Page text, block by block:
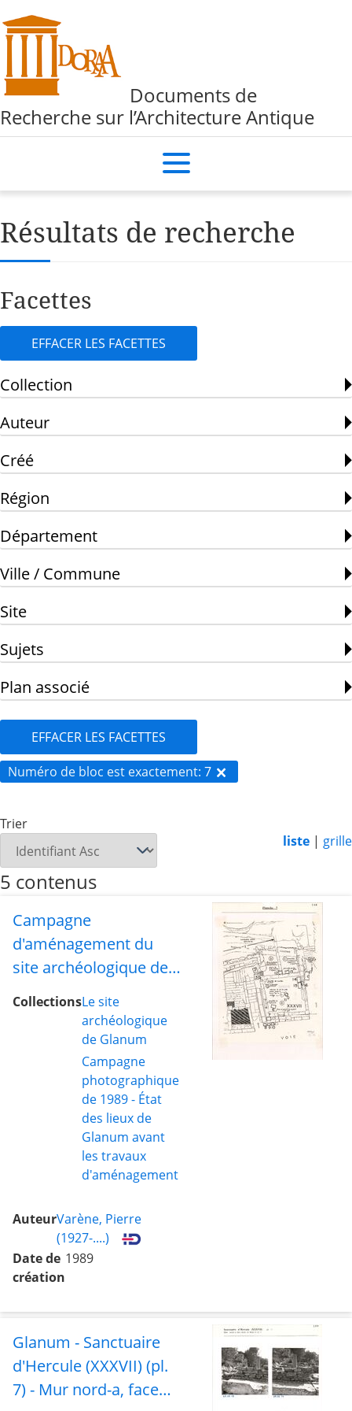
Documents de
Recherche sur l’Architecture Antique
Résultats de recherche
Facettes
EFFACER LES FACETTES
Collection
Auteur
Créé
Région
Département
Ville / Commune
Site
Sujets
Plan associé
EFFACER LES FACETTES
Numéro de bloc est exactement 7
Trier
liste | grille
5 contenus
Campagne
d'aménagement du
site archéologique de
Glanum - Partie Sud -
CollectionsLe site
archéologique
de Glanum
Campagne
photographique
de 1989 - État
des lieux de
Glanum avant
les travaux
d'aménagement
AuteurVarène, Pierre
(1927-....)
Date de
création
1989
Glanum - Sanctuaire
d'Hercule (XXXVII) (pl.
7) - Mur nord-a, face